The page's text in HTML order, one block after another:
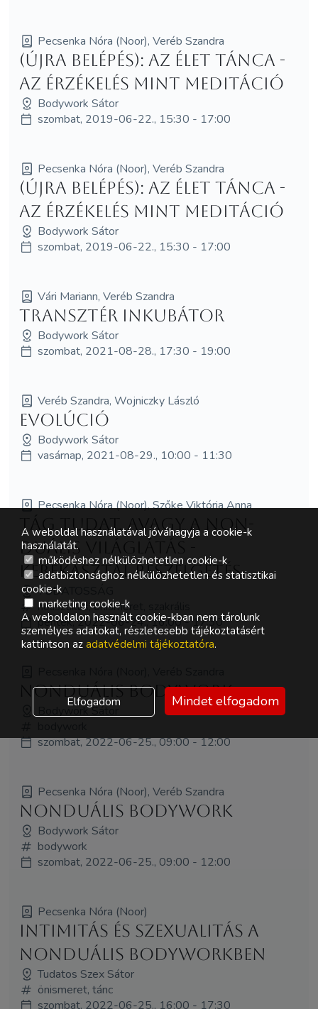
Pecsenka Nóra (Noor), Veréb Szandra
(Újra belépés): Az Élet Tánca -
az érzékelés mint meditáció
Bodywork Sátor
szombat, 2019-06-22., 15:30 - 17:00
Pecsenka Nóra (Noor), Veréb Szandra
(Újra belépés): Az Élet Tánca -
az érzékelés mint meditáció
Bodywork Sátor
szombat, 2019-06-22., 15:30 - 17:00
Vári Mariann, Veréb Szandra
Transztér inkubátor
Bodywork Sátor
szombat, 2021-08-28., 17:30 - 19:00
Veréb Szandra, Wojniczky László
Evolúció
Bodywork Sátor
vasárnap, 2021-08-29., 10:00 - 11:30
Pecsenka Nóra (Noor), Szőke Viktória Anna
Tág tudat, avagy a non-
duális világlátás -
kerekasztal beszélgetés
TUDATOSSÁG
holisztikus, önismeret, szakrális
péntek, 2022-06-24., 16:00 - 17:30
Nonduális Bodywork
Bodywork Sátor
szombat, 2022-06-25., 09:00 - 12:00
Pecsenka Nóra (Noor), Veréb Szandra
Nonduális Bodywork
Bodywork Sátor
bodywork
szombat, 2022-06-25., 09:00 - 12:00
Pecsenka Nóra (Noor)
Intimitás és szexualitás a
Nonduális Bodyworkben
Tudatos Szex Sátor
önismeret, tánc
szombat, 2022-06-25., 16:00 - 17:30
A weboldal használatával jóváhagyja a cookie-k
használatát.
működéshez nélkülözhetetlen cookie-k
adatbiztonsághoz nélkülözhetetlen és statisztikai
cookie-k
marketing cookie-k
A weboldalon használt cookie-kban nem tárolunk
személyes adatokat, részletesebb tájékoztatásért
kattintson az adatvédelmi tájékoztatóra.
Elfogadom Mindet elfogadom